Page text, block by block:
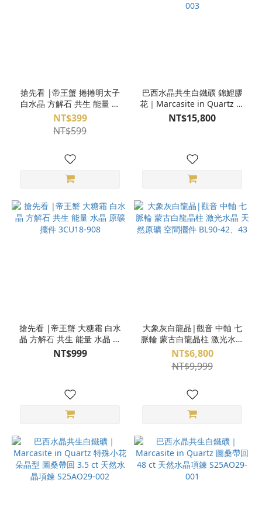
搶先看 |帝王蟹 捲捲明太子
白水晶 方解石 共生 能量 水
晶 原礦 擺件 3CU18-909
NT$399
NT$599
巴西水晶共生白鐵礦 錦鯉膠
花｜Marcasite in Quartz 圖
桑帶回 天然水晶項鍊
S25AP16-003
NT$15,800
搶先看 |帝王蟹 大糖霜 白水
晶 方解石 共生 能量 水晶 原
礦 擺件 3CU18-908
NT$999
大象灰白龍晶|觀音 中軸 七
脈輪 蒙古白龍晶柱 激光水晶
天然原礦 空間擺件 BL90-
42、43
NT$6,800
NT$9,999